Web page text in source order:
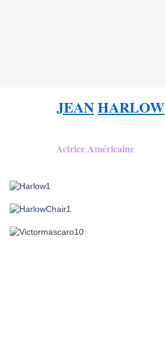
JEANHARLOW
Actrice Américaine